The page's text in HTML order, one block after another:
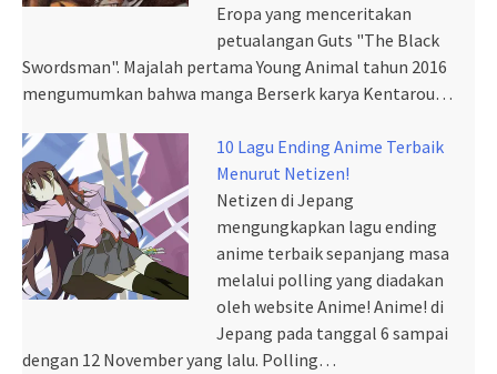
Eropa yang menceritakan
petualangan Guts "The Black
Swordsman". Majalah pertama Young Animal tahun 2016
mengumumkan bahwa manga Berserk karya Kentarou…
10 Lagu Ending Anime Terbaik
Menurut Netizen!
Netizen di Jepang
mengungkapkan lagu ending
anime terbaik sepanjang masa
melalui polling yang diadakan
oleh website Anime! Anime! di
Jepang pada tanggal 6 sampai
dengan 12 November yang lalu. Polling…